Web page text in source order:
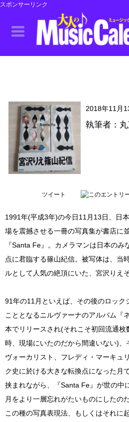
スポンサーリンク
2018年11月
執筆者：
ツイート
1991年(平成3年)の今日11月13日、日
場を震撼させる一冊の写真集が書店に
『Santa Fe』。カメラマンは日本の
点に君臨する篠山紀信。被写体は、当
ルとして人気の絶頂にいた、宮沢りえ
91年の11月といえば、その後のロック
こととなるニルヴァーナのアルバム『
本でリリースされ(それこそ初回流通枚
時、現場にいたのだから間違いない)
ヴォーカリスト、フレディ・マーキュ
ク史に於ける大きな転換点になった月
挟まれながら、『Santa Fe』が世の中
月をより一層忘れがたいものにしたのだ
この種の写真表現法、もしくはそれに